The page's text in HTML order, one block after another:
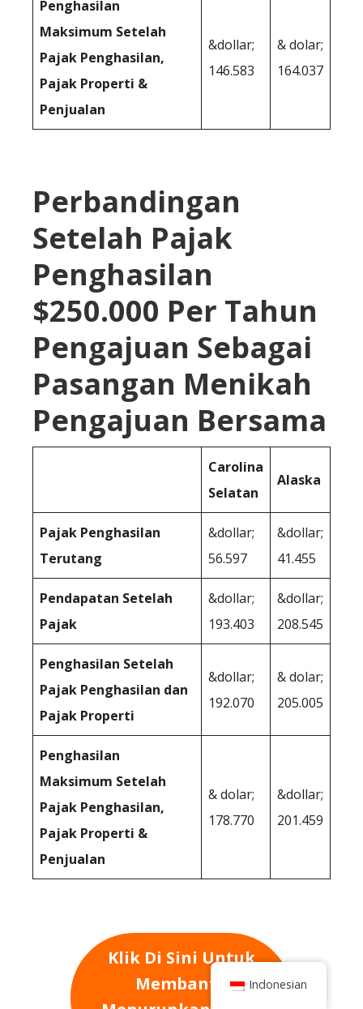
Penghasilan
Maksimum Setelah
Pajak Penghasilan,
Pajak Properti &
Penjualan
&dollar;
146.583
& dolar;
164.037
Perbandingan
Setelah Pajak
Penghasilan
$250.000 Per Tahun
Pengajuan Sebagai
Pasangan Menikah
Pengajuan Bersama
Carolina
Selatan
Alaska
Pajak Penghasilan
Terutang
&dollar;
56.597
&dollar;
41.455
Pendapatan Setelah
Pajak
&dollar;
193.403
&dollar;
208.545
Penghasilan Setelah
Pajak Penghasilan dan
Pajak Properti
&dollar;
192.070
& dolar;
205.005
Penghasilan
Maksimum Setelah
Pajak Penghasilan,
Pajak Properti &
Penjualan
& dolar;
178.770
&dollar;
201.459
Klik Di Sini Untuk
Membantu
Indonesian